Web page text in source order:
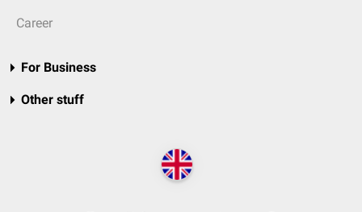
Career
For Business
Other stuff